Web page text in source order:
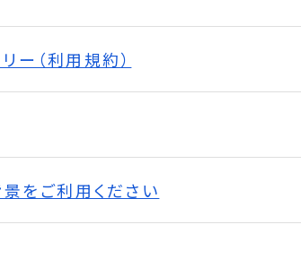
ー（利用規約）
をご利用ください